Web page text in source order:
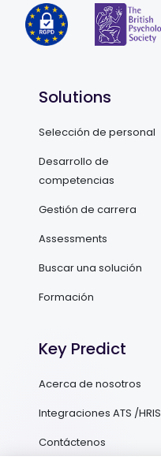
Solutions
Selección de personal
Desarrollo de
competencias
Gestión de carrera
Assessments
Buscar una solución
Formación
Key Predict
Acerca de nosotros
Integraciones ATS /HRIS
Contáctenos